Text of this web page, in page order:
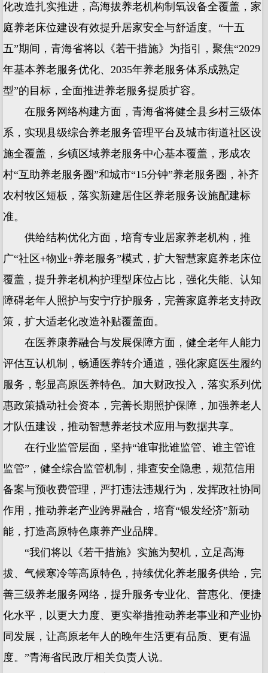
化改造扎实推进，高海拔养老机构制氧设备全覆盖，家
庭养老床位建设有效提升居家安全与舒适度。“十五
五”期间，青海省将以《若干措施》为指引，聚焦“2029
年基本养老服务优化、2035年养老服务体系成熟定
型”的目标，全面推进养老服务提质扩容。
在服务网络构建方面，青海省将健全县乡村三级体
系，实现县级综合养老服务管理平台及城市街道社区设
施全覆盖，乡镇区域养老服务中心基本覆盖，形成农
村“互助养老服务圈”和城市“15分钟”养老服务圈，补齐
农村牧区短板，落实新建居住区养老服务设施配建标
准。
供给结构优化方面，培育专业居家养老机构，推
广“社区+物业+养老服务”模式，扩大智慧家庭养老床位
覆盖，提升养老机构护理型床位占比，强化失能、认知
障碍老年人照护与安宁疗护服务，完善家庭养老支持政
策，扩大适老化改造补贴覆盖面。
在医养康养融合与发展保障方面，健全老年人能力
评估互认机制，畅通医养转介通道，强化家庭医生履约
服务，彰显高原医养特色。加大财政投入，落实系列优
惠政策撬动社会资本，完善长期照护保障，加强养老人
才队伍建设，推动智慧养老技术应用与数据共享。
在行业监管层面，坚持“谁审批谁监管、谁主管谁
监管”，健全综合监管机制，排查安全隐患，规范信用
备案与预收费管理，严打违法违规行为，发挥政社协同
作用，推动养老产业跨界融合，培育“银发经济”新动
能，打造高原特色康养产业品牌。
“我们将以《若干措施》实施为契机，立足高海
拔、气候寒冷等高原特色，持续优化养老服务供给，完
善三级养老服务网络，提升服务专业化、普惠化、便捷
化水平，以更大力度、更实举措推动养老事业和产业协
同发展，让高原老年人的晚年生活更有品质、更有温
度。”青海省民政厅相关负责人说。